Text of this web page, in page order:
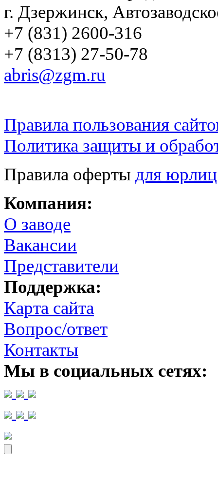
г. Дзержинск,
+7 (831) 2600-316
+7 (8313) 27-50-78
abris@zgm.ru
Правила пользования
Политика защиты и
Правила оферты для
Компания:
О заводе
Вакансии
Представители
Поддержка:
Карта сайта
Вопрос/ответ
Контакты
Мы в социальных сетях: